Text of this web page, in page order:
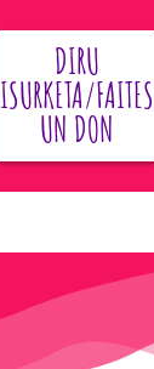
DIRU
ISURKETA/FAITES
UN DON